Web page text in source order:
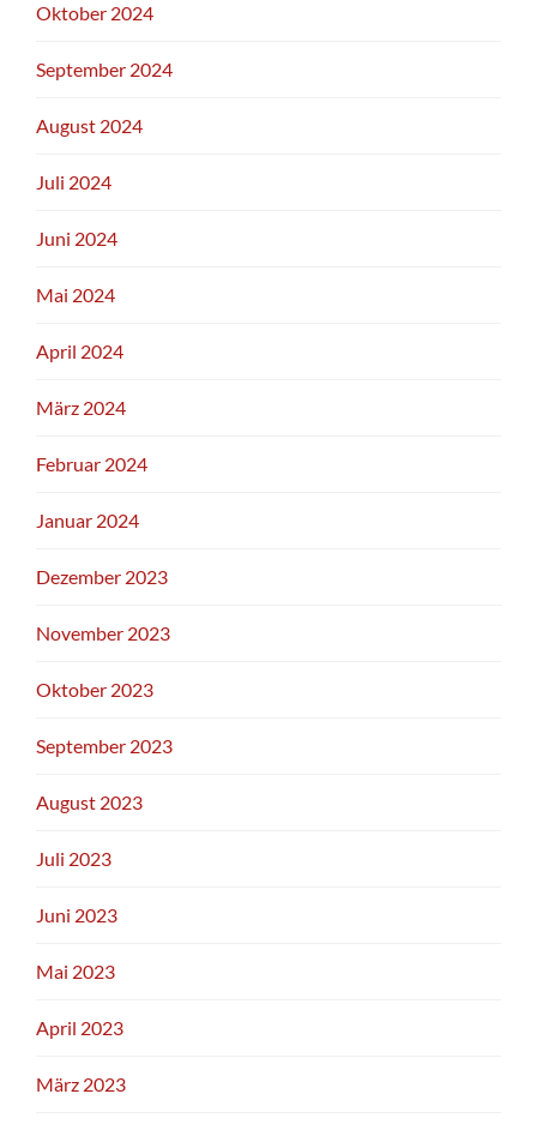
Oktober 2024
September 2024
August 2024
Juli 2024
Juni 2024
Mai 2024
April 2024
März 2024
Februar 2024
Januar 2024
Dezember 2023
November 2023
Oktober 2023
September 2023
August 2023
Juli 2023
Juni 2023
Mai 2023
April 2023
März 2023